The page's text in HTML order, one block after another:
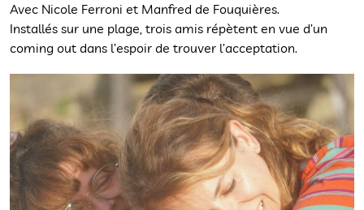
Avec Nicole Ferroni et Manfred de Fouquières.
Installés sur une plage, trois amis répètent en vue d’un
coming out dans l’espoir de trouver l’acceptation.